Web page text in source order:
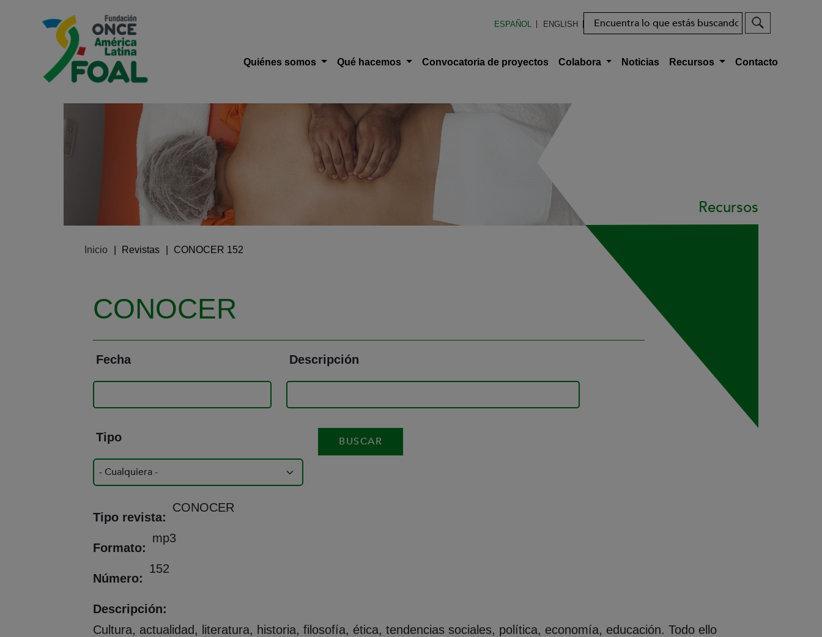
Logo de Fundación ONCE en América Latina (FOAL)ESPAÑOL ENGLISH
Buscar
Quiénes somos Qué hacemos Convocatoria de proyectos Colabora Noticias Recursos Contacto
Recursos
Ruta de navegación
Inicio Revistas CONOCER 152
CONOCER
Fecha Descripción
Tipo
Tipo revista
CONOCER
Formato
mp3
Número
152
Descripción
Cultura, actualidad, literatura, historia, filosofía, ética, tendencias sociales, política, economía, educación. Todo ello